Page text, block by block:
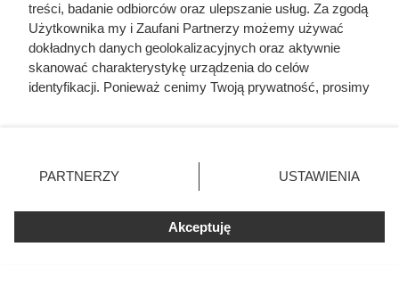
Najazdy na Pokucie z lat 1530-
1531, przebieg wojny,
najważniejsze bitwy
stojące na straży przeprawy przez Dniestr. Będąc później
świadomym tego, że Polska szykuje się do wojny, próbował
przekonać stronę polską, że za jego działaniami stoi wola
samego sułtana. Jak się jednak miało okazać po wysłaniu
treści, badanie odbiorców oraz ulepszanie usług. Za zgodą
Użytkownika my i Zaufani Partnerzy możemy używać
dokładnych danych geolokalizacyjnych oraz aktywnie
skanować charakterystykę urządzenia do celów
identyfikacji. Ponieważ cenimy Twoją prywatność, prosimy
prywatności znajdujący się w lewym dolnym rogu strony
. Niektóre rodzaje przetwarzania danych nie wymagają
zgody użytkownika, ale masz prawo sprzeciwić się
takiemu przetwarzaniu. Preferencje będą miały
zastosowania tylko na tej witrynie.
PARTNERZY USTAWIENIA
Akceptuję